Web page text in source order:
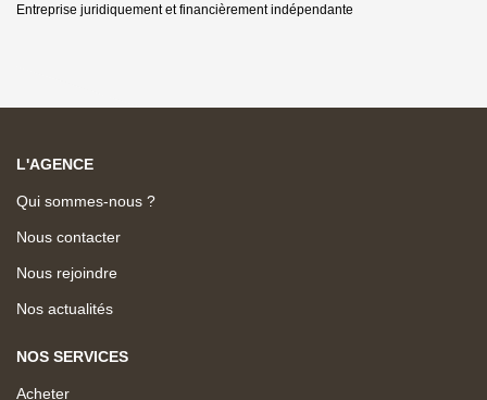
Entreprise juridiquement et financièrement indépendante
L'AGENCE
Qui sommes-nous ?
Nous contacter
Nous rejoindre
Nos actualités
NOS SERVICES
Acheter